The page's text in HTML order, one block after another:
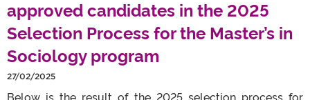
approved candidates in the 2025
Selection Process for the Master’s in
Sociology program
27/02/2025
Below is the result of the 2025 selection process for